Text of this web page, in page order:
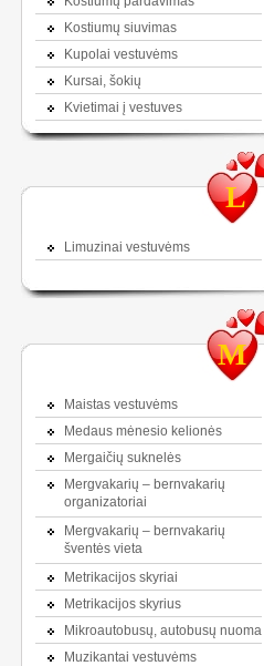
Kostiumų siuvimas
Kupolai vestuvėms
Kursai, šokių
Kvietimai į vestuves
L
Limuzinai vestuvėms
M
Maistas vestuvėms
Medaus mėnesio kelionės
Mergaičių suknelės
Mergvakarių – bernvakarių
organizatoriai
Mergvakarių – bernvakarių
šventės vieta
Metrikacijos skyriai
Metrikacijos skyrius
Mikroautobusų, autobusų nuoma
Muzikantai vestuvėms